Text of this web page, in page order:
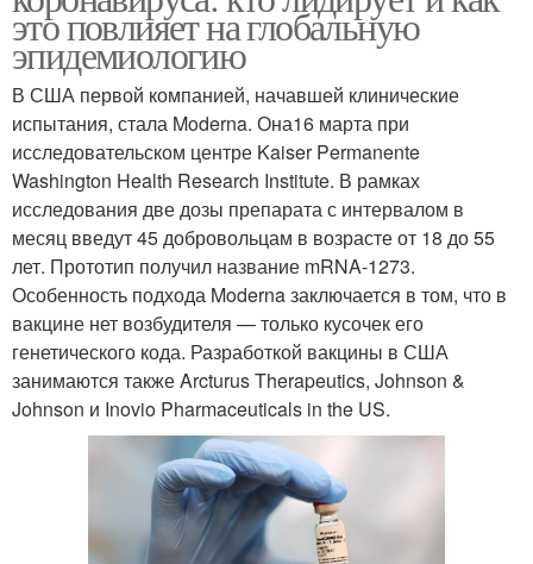
это повлияет на глобальную
эпидемиологию
В США первой компанией, начавшей клинические
испытания, стала Moderna. Она16 марта при
исследовательском центре Kaiser Permanente
Washington Health Research Institute. В рамках
исследования две дозы препарата с интервалом в
месяц введут 45 добровольцам в возрасте от 18 до 55
лет. Прототип получил название mRNA-1273.
Особенность подхода Moderna заключается в том, что в
вакцине нет возбудителя — только кусочек его
генетического кода. Разработкой вакцины в США
занимаются также Arcturus Therapeutics, Johnson &
Johnson и Inovio Pharmaceuticals in the US.